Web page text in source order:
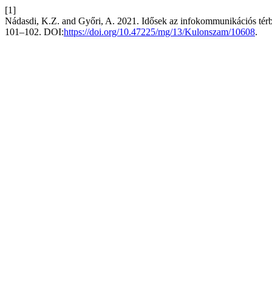
[1]
Nádasdi, K.Z. and Győri, A. 2021. Idősek az infokommunikációs
101–102. DOI:https://doi.org/10.47225/mg/13/Kulonszam/10608.